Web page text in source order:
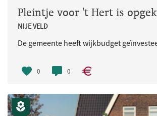
Pleintje voor 't Hert is
NIJE VELD
0 0